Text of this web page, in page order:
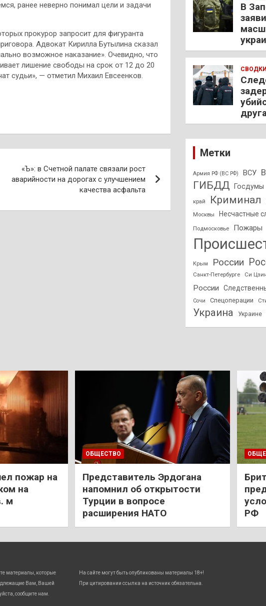
ранее неверно понимал цели и задачи
прокурор запросит для фигуранта
Адвокат Кирилла Бутылина сказал
возможное наказание». Очевидно, что
лишение свободы на срок от 12 до 20
судьи», — отметил Михаил Евсеенков.
«Ъ»: в Счетной палате связали рост
аварийности на дорогах с улучшением
качества асфальта
В
СВОДКИ
Метки
Армия РФ (ВС РФ) ВСУ
ГИБДД Госдумы
край Криминал
Москвы Несчастные
Подмосковье Пожары
Крым России
Санкт-Петербурге
Си
России
Сочи Спецоперации
Украина Украине
пожар на
на
м
ОБЩЕСТВО
Представитель Эрдогана
напомнил об открытости
Турции в вопросе
расширения НАТО
РФ
материалы, которые
Вам, Вашей
сообщите нам.
На сайте могут быть опубликованы материалы 18+!
При цитировании ссылка на источник обязательна.